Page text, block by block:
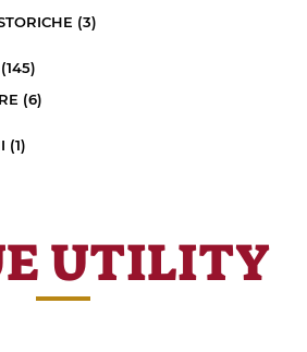
(3)
(145)
(6)
(1)
UTILITY